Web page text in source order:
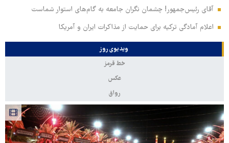
آقای رئیس‌جمهور! چشمان نگران جامعه به گام‌های استوار شماست
اعلام آمادگی ترکیه برای حمایت از مذاکرات ایران و آمریکا
ویدیوی روز
خط قرمز
عکس
رواق